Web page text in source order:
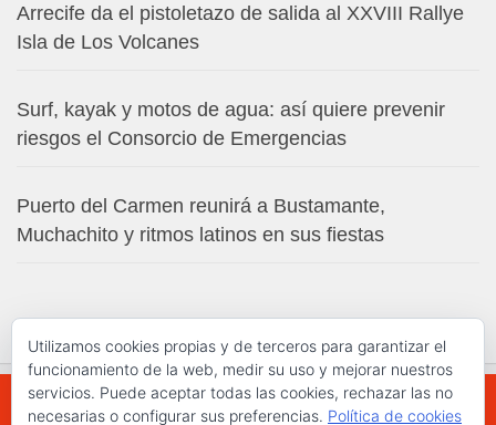
Arrecife da el pistoletazo de salida al XXVIII Rallye
Isla de Los Volcanes
Surf, kayak y motos de agua: así quiere prevenir
riesgos el Consorcio de Emergencias
Puerto del Carmen reunirá a Bustamante,
Muchachito y ritmos latinos en sus fiestas
Utilizamos cookies propias y de terceros para garantizar el
funcionamiento de la web, medir su uso y mejorar nuestros
servicios. Puede aceptar todas las cookies, rechazar las no
necesarias o configurar sus preferencias. Política de cookies